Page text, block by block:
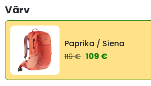
Värv
Paprika / Siena
119 € 109 €